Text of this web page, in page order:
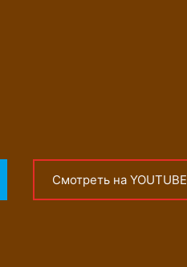
Смотреть на YOUTUBE